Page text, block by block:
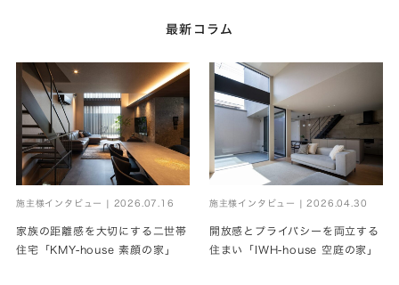
最新コラム
施主様インタビュー | 2026.07.16
家族の距離感を大切にする二世帯
住宅「KMY-house 素顔の家」
施主様インタビュー | 2026.04.30
開放感とプライバシーを両立する
住まい「IWH-house 空庭の家」